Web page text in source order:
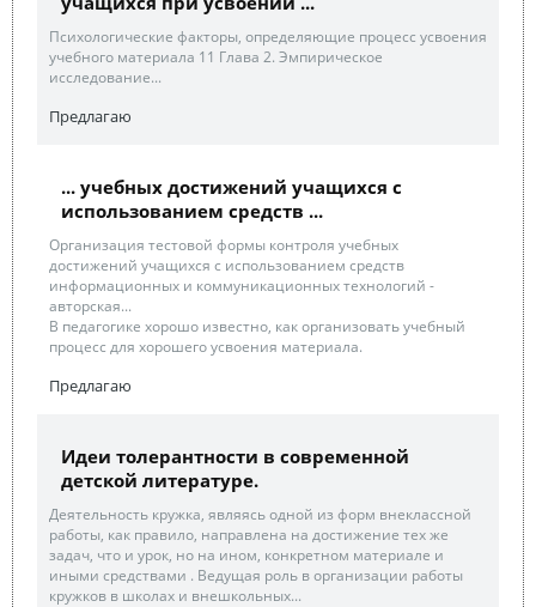
Психологические факторы, определяющие процесс усвоения
учебного материала 11 Глава 2. Эмпирическое
исследование...
Предлагаю
... учебных достижений учащихся с
использованием средств ...
Организация тестовой формы контроля учебных
достижений учащихся с использованием средств
информационных и коммуникационных технологий -
авторская...
В педагогике хорошо известно, как организовать учебный
процесс для хорошего усвоения материала.
Предлагаю
Идеи толерантности в современной
детской литературе.
Деятельность кружка, являясь одной из форм внеклассной
работы, как правило, направлена на достижение тех же
задач, что и урок, но на ином, конкретном материале и
иными средствами . Ведущая роль в организации работы
кружков в школах и внешкольных...